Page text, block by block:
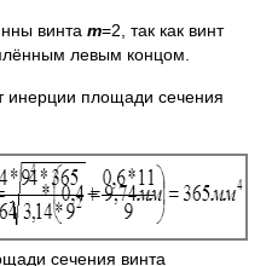
винта m=2, так как винт
левым концом.
площади сечения
сечения винта